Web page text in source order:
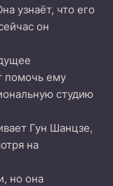
узнаёт, что его
он
помочь ему
студию
Гун Шанцзе,
на
но она